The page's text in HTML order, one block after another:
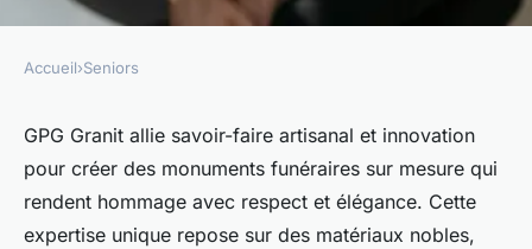
Découvrez les monuments
funéraires sur mesure avec
gpg granit
Accueil›Seniors
GPG Granit allie savoir-faire artisanal et innovation
pour créer des monuments funéraires sur mesure qui
rendent hommage avec respect et élégance. Cette
expertise unique repose sur des matériaux nobles,